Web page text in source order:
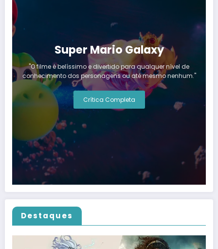
Super Mario Galaxy
"O filme é belíssimo e divertido para qualquer nível de
conhecimento dos personagens ou até mesmo nenhum."
Crítica Completa
Destaques